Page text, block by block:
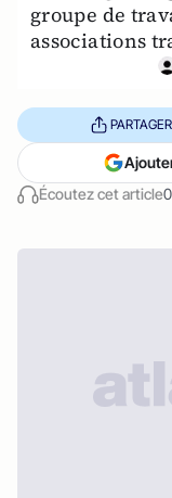
groupe de
associations
Écoutez cet article
PARTAGER